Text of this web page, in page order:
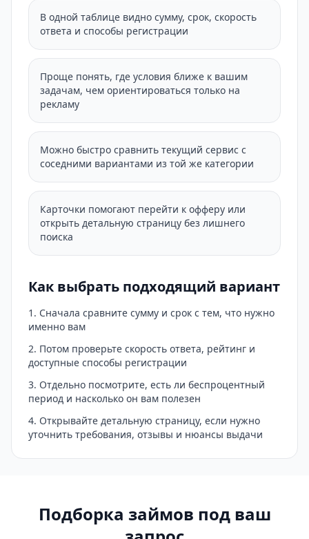
В одной таблице видно сумму, срок, скорость
ответа и способы регистрации
Проще понять, где условия ближе к вашим
задачам, чем ориентироваться только на
рекламу
Можно быстро сравнить текущий сервис с
соседними вариантами из той же категории
Карточки помогают перейти к офферу или
открыть детальную страницу без лишнего
поиска
Как выбрать подходящий вариант
Сначала сравните сумму и срок с тем, что нужно
именно вам
Потом проверьте скорость ответа, рейтинг и
доступные способы регистрации
Отдельно посмотрите, есть ли беспроцентный
период и насколько он вам полезен
Открывайте детальную страницу, если нужно
уточнить требования, отзывы и нюансы выдачи
Подборка займов под ваш